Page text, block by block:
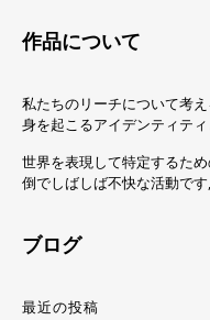
作品について
私たちのリーチについて考
身を起こるアイデンティテ
世界を表現して特定するた
倒でしばしば不快な活動で
ブログ
最近の投稿